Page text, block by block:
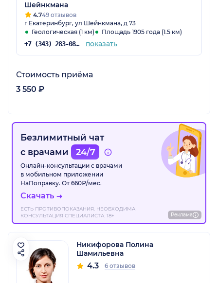
Шейнкмана
4.749 отзывов
г Екатеринбург, ул Шейнкмана, д 73
Геологическая (1 км)
Площадь 1905 года (1.5 км)
+7 (343) 283-08-08 показать
Стоимость приёма
3 550 ₽
Безлимитный чат
с врачами
24/7
Онлайн-консультации с врачами
в мобильном приложении
НаПоправку. От 660₽/мес.
Скачать
ЕСТЬ ПРОТИВОПОКАЗАНИЯ. НЕОБХОДИМА
КОНСУЛЬТАЦИЯ СПЕЦИАЛИСТА. 18+
Реклама
Никифорова Полина
Шамильевна
4.3 6 отзывов